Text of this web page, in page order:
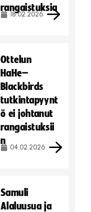
rangaistuksia
18.02.2026
Ottelun
HaHe–
Blackbirds
tutkintapyynt
ö ei johtanut
rangaistuksii
n
04.02.2026
Samuli
Alaluusua ja